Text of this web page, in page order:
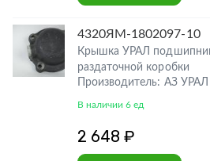
4320ЯМ-1802097-10
Крышка УРАЛ
раздаточной коробки
Производитель: АЗ УРАЛ
В наличии 6 ед
2 648 ₽